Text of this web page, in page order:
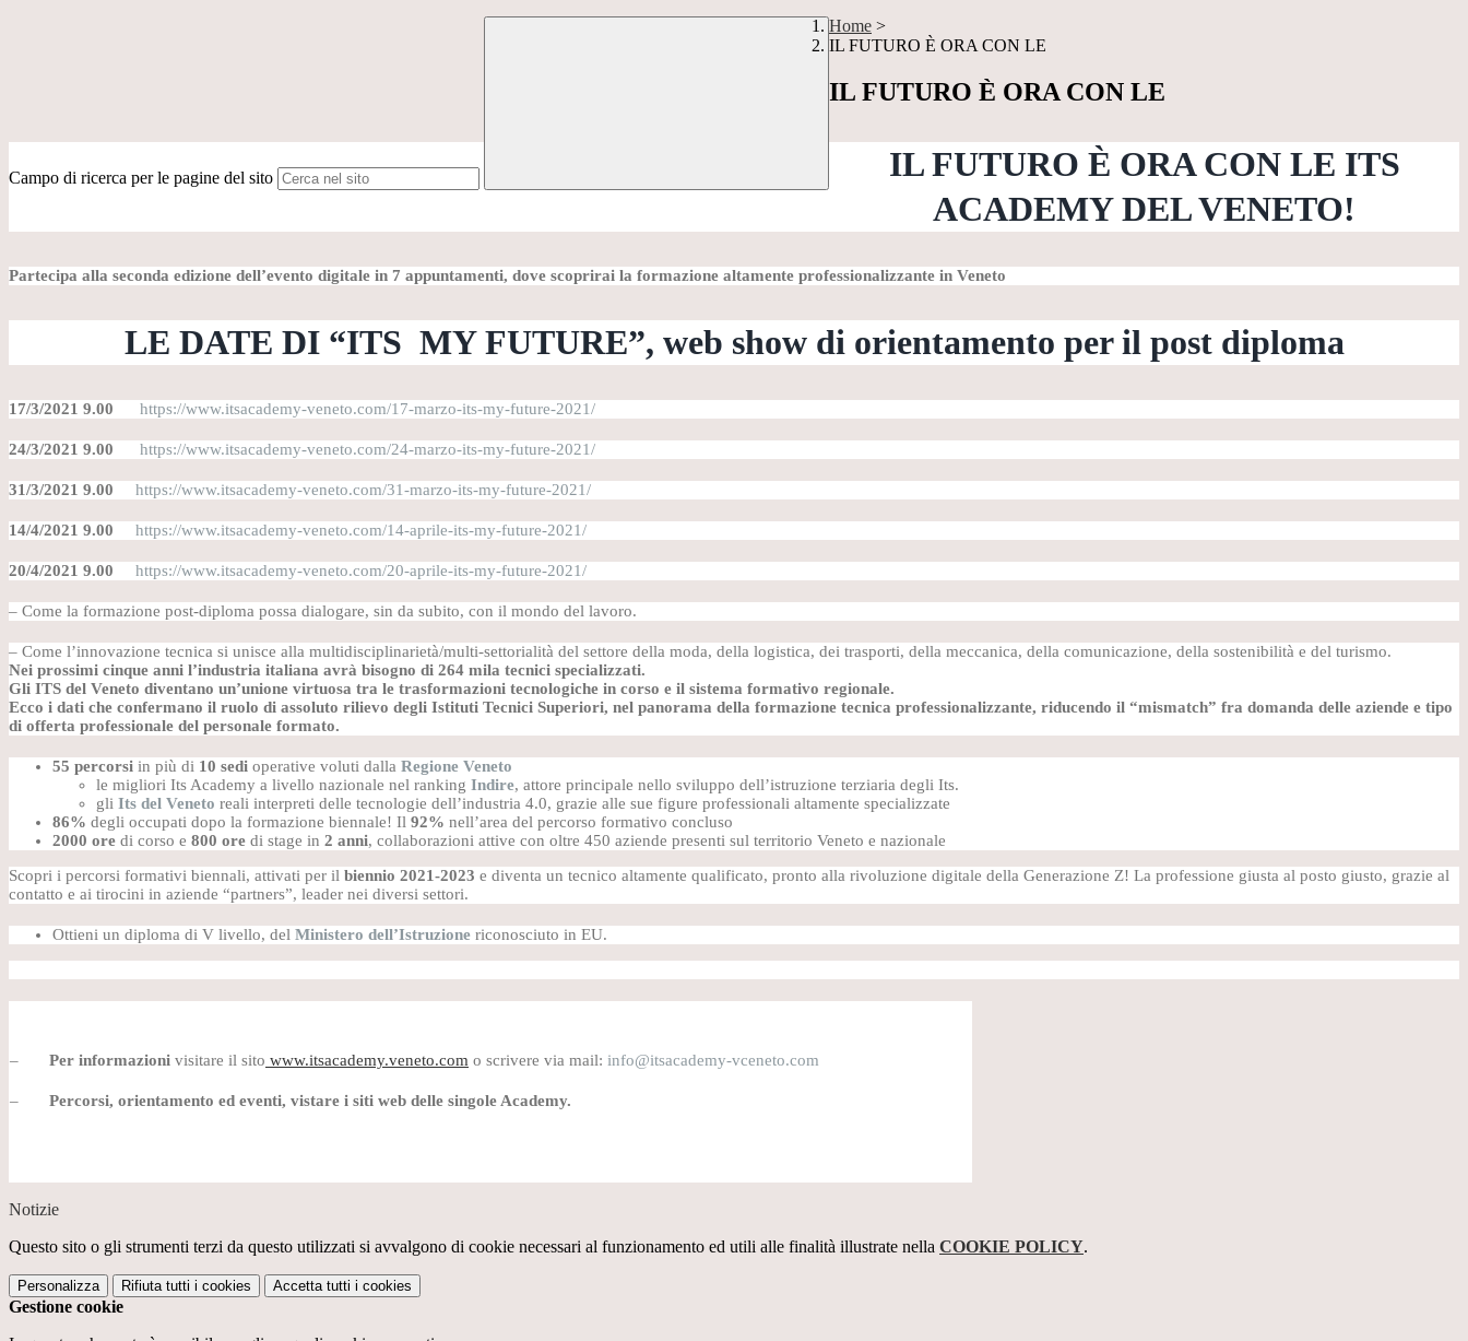
Campo di ricerca per le pagine del sito
Home >
IL FUTURO È ORA CON LE
IL FUTURO È ORA CON LE
IL FUTURO È ORA CON LE ITS
ACADEMY DEL VENETO!
Partecipa alla seconda edizione dell’evento digitale in 7 appuntamenti, dove scoprirai la formazione altamente professionalizzante in Veneto
LE DATE DI “ITS MY FUTURE”, web show di orientamento per il post diploma
17/3/2021 9.00 https://www.itsacademy-veneto.com/17-marzo-its-my-future-2021/
24/3/2021 9.00 https://www.itsacademy-veneto.com/24-marzo-its-my-future-2021/
31/3/2021 9.00 https://www.itsacademy-veneto.com/31-marzo-its-my-future-2021/
14/4/2021 9.00 https://www.itsacademy-veneto.com/14-aprile-its-my-future-2021/
20/4/2021 9.00 https://www.itsacademy-veneto.com/20-aprile-its-my-future-2021/
– Come la formazione post-diploma possa dialogare, sin da subito, con il mondo del lavoro.
– Come l’innovazione tecnica si unisce alla multidisciplinarietà/multi-settorialità del settore della moda, della logistica, dei trasporti, della meccanica, della comunicazione, della sostenibilità e del turismo.
Nei prossimi cinque anni l’industria italiana avrà bisogno di 264 mila tecnici specializzati.
Gli ITS del Veneto diventano un’unione virtuosa tra le trasformazioni tecnologiche in corso e il sistema formativo regionale.
Ecco i dati che confermano il ruolo di assoluto rilievo degli Istituti Tecnici Superiori, nel panorama della formazione tecnica professionalizzante, riducendo il “mismatch” fra domanda delle aziende e tipo
di offerta professionale del personale formato.
55 percorsi in più di 10 sedi operative voluti dalla Regione Veneto
le migliori Its Academy a livello nazionale nel ranking Indire, attore principale nello sviluppo dell’istruzione terziaria degli Its.
gli Its del Veneto reali interpreti delle tecnologie dell’industria 4.0, grazie alle sue figure professionali altamente specializzate
86% degli occupati dopo la formazione biennale! Il 92% nell’area del percorso formativo concluso
2000 ore di corso e 800 ore di stage in 2 anni, collaborazioni attive con oltre 450 aziende presenti sul territorio Veneto e nazionale
Scopri i percorsi formativi biennali, attivati per il biennio 2021-2023 e diventa un tecnico altamente qualificato, pronto alla rivoluzione digitale della Generazione Z! La professione giusta al posto giusto, grazie al
contatto e ai tirocini in aziende “partners”, leader nei diversi settori.
Ottieni un diploma di V livello, del Ministero dell’Istruzione riconosciuto in EU.
– Per informazioni visitare il sito www.itsacademy.veneto.com o scrivere via mail: info@itsacademy-vceneto.com
– Percorsi, orientamento ed eventi, vistare i siti web delle singole Academy.
Notizie
Questo sito o gli strumenti terzi da questo utilizzati si avvalgono di cookie necessari al funzionamento ed utili alle finalità illustrate nella COOKIE POLICY.
Personalizza Rifiuta tutti i cookies Accetta tutti i cookies
Gestione cookie